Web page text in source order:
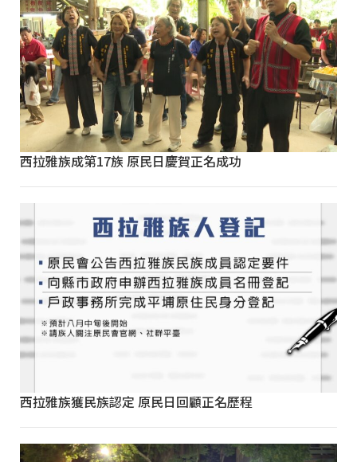
西拉雅族成第17族 原民日慶賀正名成功
西拉雅族獲民族認定 原民日回顧正名歷程